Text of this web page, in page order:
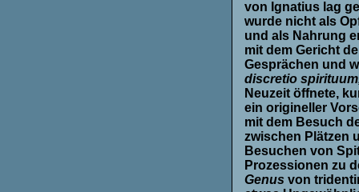
von Ignatius lag
wurde nicht als
und als Nahrung
mit dem Gericht
Gesprächen und
discretio
Neuzeit öffnete,
ein origineller
mit dem Besuch
zwischen Plätzen
Besuchen von
Prozessionen zu
Genus von